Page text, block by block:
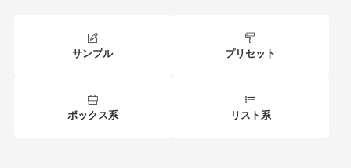
サンプル プリセット
ボックス系 リスト系